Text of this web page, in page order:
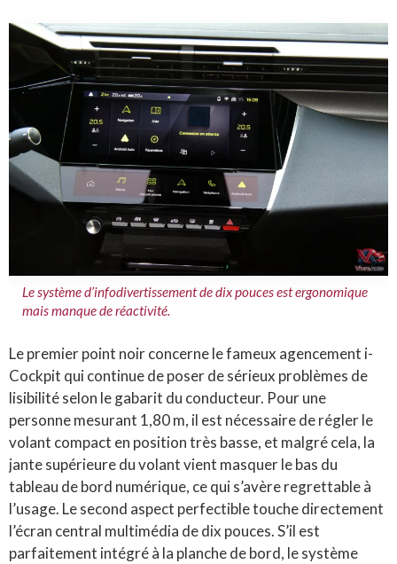
Le système d’infodivertissement de dix pouces est ergonomique
mais manque de réactivité.
Le premier point noir concerne le fameux agencement i-
Cockpit qui continue de poser de sérieux problèmes de
lisibilité selon le gabarit du conducteur. Pour une
personne mesurant 1,80 m, il est nécessaire de régler le
volant compact en position très basse, et malgré cela, la
jante supérieure du volant vient masquer le bas du
tableau de bord numérique, ce qui s’avère regrettable à
l’usage. Le second aspect perfectible touche directement
l’écran central multimédia de dix pouces. S’il est
parfaitement intégré à la planche de bord, le système